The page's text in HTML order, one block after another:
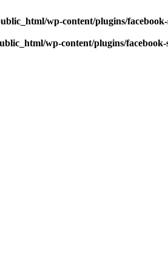
wp-content/plugins/
wp-content/plugins/facebook-